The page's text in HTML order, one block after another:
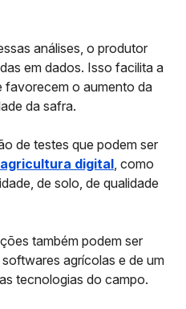
análises, o produtor
em dados. Isso facilita a
favorecem o aumento da
da safra.
de testes que podem ser
agricultura digital, como
de solo, de qualidade
também podem ser
agrícolas e de um
tecnologias do campo.